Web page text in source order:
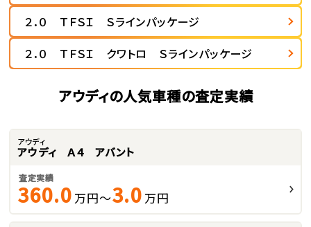
２．０ ＴＦＳＩ Ｓラインパッケージ
２．０ ＴＦＳＩ クワトロ Ｓラインパッケージ
アウディの人気車種の査定実績
アウディ
アウディ Ａ４ アバント
査定実績
360.0 万円～3.0 万円